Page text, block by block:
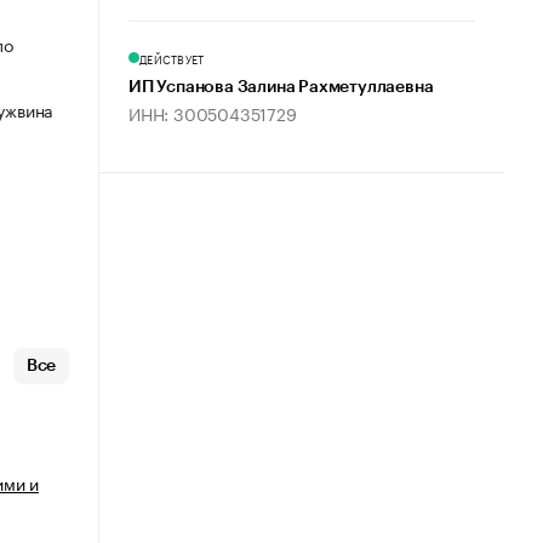
Все
и
ДЕЙСТВУЕТ
ИП Успанова Залина Рахметуллаевна
ИНН: 300504351729